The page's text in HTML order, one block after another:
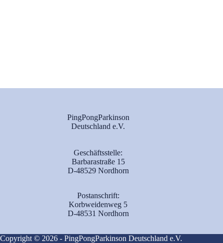
PingPongParkinson
Deutschland e.V.
Geschäftsstelle:
Barbarastraße 15
D-48529 Nordhorn
Postanschrift:
Korbweidenweg 5
D-48531 Nordhorn
Copyright © 2026 - PingPongParkinson Deutschland e.V.